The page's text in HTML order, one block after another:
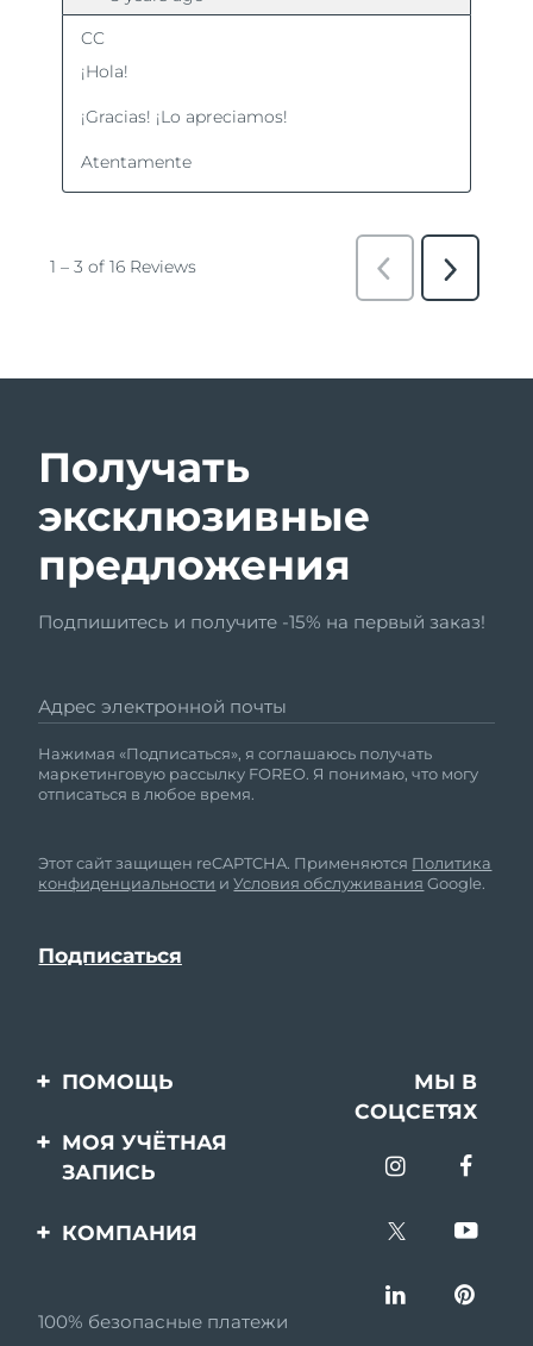
Получать
эксклюзивные
предложения
Подпишитесь и получите -15% на первый заказ!
Адрес электронной почты
Нажимая «Подписаться», я соглашаюсь получать
маркетинговую рассылку FOREO. Я понимаю, что могу
отписаться в любое время.
Этот сайт защищен reCAPTCHA. Применяются Политика
конфиденциальности иУсловия обслуживания Google.
ПОМОЩЬ
Свяжитесь с нами
Заказ и доставка
Гарантия и возврат
Информация о
МЫ В
СОЦСЕТЯХ
МОЯ УЧЁТНАЯ
ЗАПИСЬ
Регистрация продукта
КОМПАНИЯ
Партнерская
100% безопасные платежи